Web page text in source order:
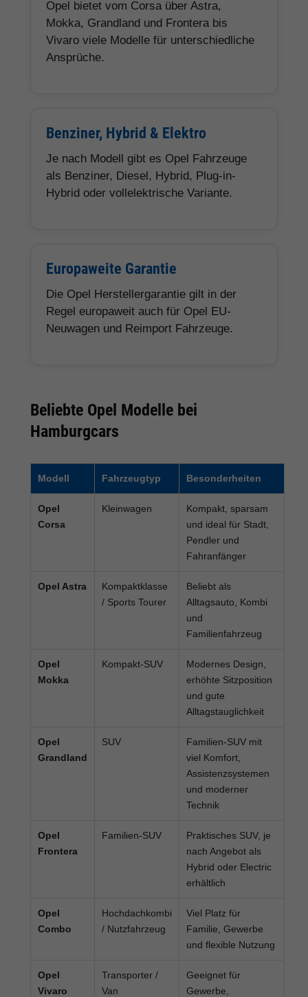
Opel bietet vom Corsa über Astra,
Mokka, Grandland und Frontera bis
Vivaro viele Modelle für unterschiedliche
Ansprüche.
Benziner, Hybrid & Elektro
Je nach Modell gibt es Opel Fahrzeuge
als Benziner, Diesel, Hybrid, Plug-in-
Hybrid oder vollelektrische Variante.
Europaweite Garantie
Die Opel Herstellergarantie gilt in der
Regel europaweit auch für Opel EU-
Neuwagen und Reimport Fahrzeuge.
Beliebte Opel Modelle bei
Hamburgcars
Modell Fahrzeugtyp Besonderheiten
Opel
Corsa
Kleinwagen
Kompakt, sparsam
und ideal für Stadt,
Pendler und
Fahranfänger
Opel Astra
Kompaktklasse
/ Sports Tourer
Beliebt als
Alltagsauto, Kombi
und
Familienfahrzeug
Opel
Mokka
Kompakt-SUV
Modernes Design,
erhöhte Sitzposition
und gute
Alltagstauglichkeit
Opel
Grandland
SUV
Familien-SUV mit
viel Komfort,
Assistenzsystemen
und moderner
Technik
Opel
Frontera
Familien-SUV
Praktisches SUV, je
nach Angebot als
Hybrid oder Electric
erhältlich
Opel
Combo
Hochdachkombi
/ Nutzfahrzeug
Viel Platz für
Familie, Gewerbe
und flexible Nutzung
Opel
Vivaro
Transporter /
Van
Geeignet für
Gewerbe,